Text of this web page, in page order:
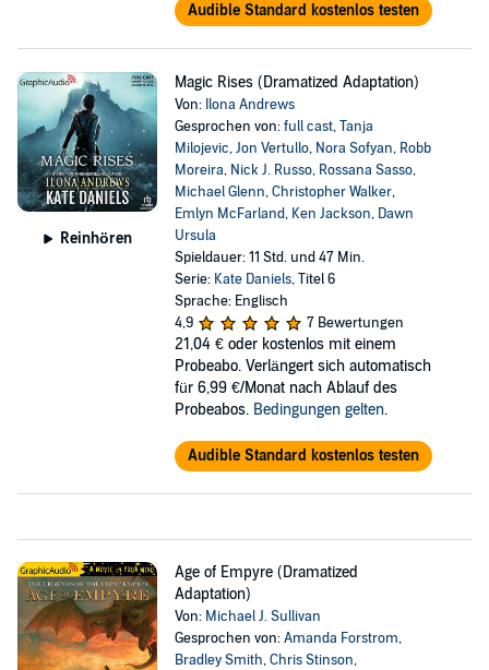
Audible Standard kostenlos testen
Reinhören
Magic Rises (Dramatized Adaptation)
Von: Ilona Andrews
Gesprochen von:full cast,Tanja
Milojevic,Jon Vertullo, Nora Sofyan, Robb
Moreira, Nick J. Russo, Rossana Sasso,
Michael Glenn,Christopher Walker,
Emlyn McFarland, Ken Jackson, Dawn
Ursula
Spieldauer: 11 Std. und 47 Min.
Serie: Kate Daniels, Titel 6
Sprache: Englisch
4,9
7 Bewertungen
21,04 € oder kostenlos mit einem
Probeabo. Verlängert sich automatisch
für 6,99 €/Monat nach Ablauf des
Probeabos. Bedingungen gelten.
Audible Standard kostenlos testen
Age of Empyre (Dramatized
Adaptation)
Von: Michael J. Sullivan
Gesprochen von:Amanda Forstrom,
Bradley Smith,Chris Stinson,